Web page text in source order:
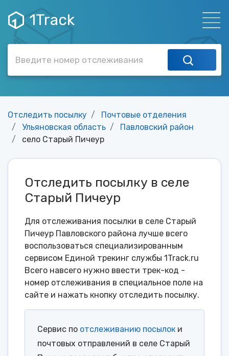
1Track
Отследить посылку
Почтовые отделения
Ульяновская область
Павловский район
село Старый Пичеур
Отследить посылку в селе
Старый Пичеур
Для отслеживания посылки в селе Старый
Пичеур Павловского района лучше всего
воспользоваться специализированным
сервисом Единой трекинг службы 1Track.ru
Всего навсего нужно ввести трек-код -
номер отслеживания в специальное поле на
сайте и нажать кнопку отследить посылку.
Сервис по отслеживанию посылок и
почтовых отправлений в селе Старый